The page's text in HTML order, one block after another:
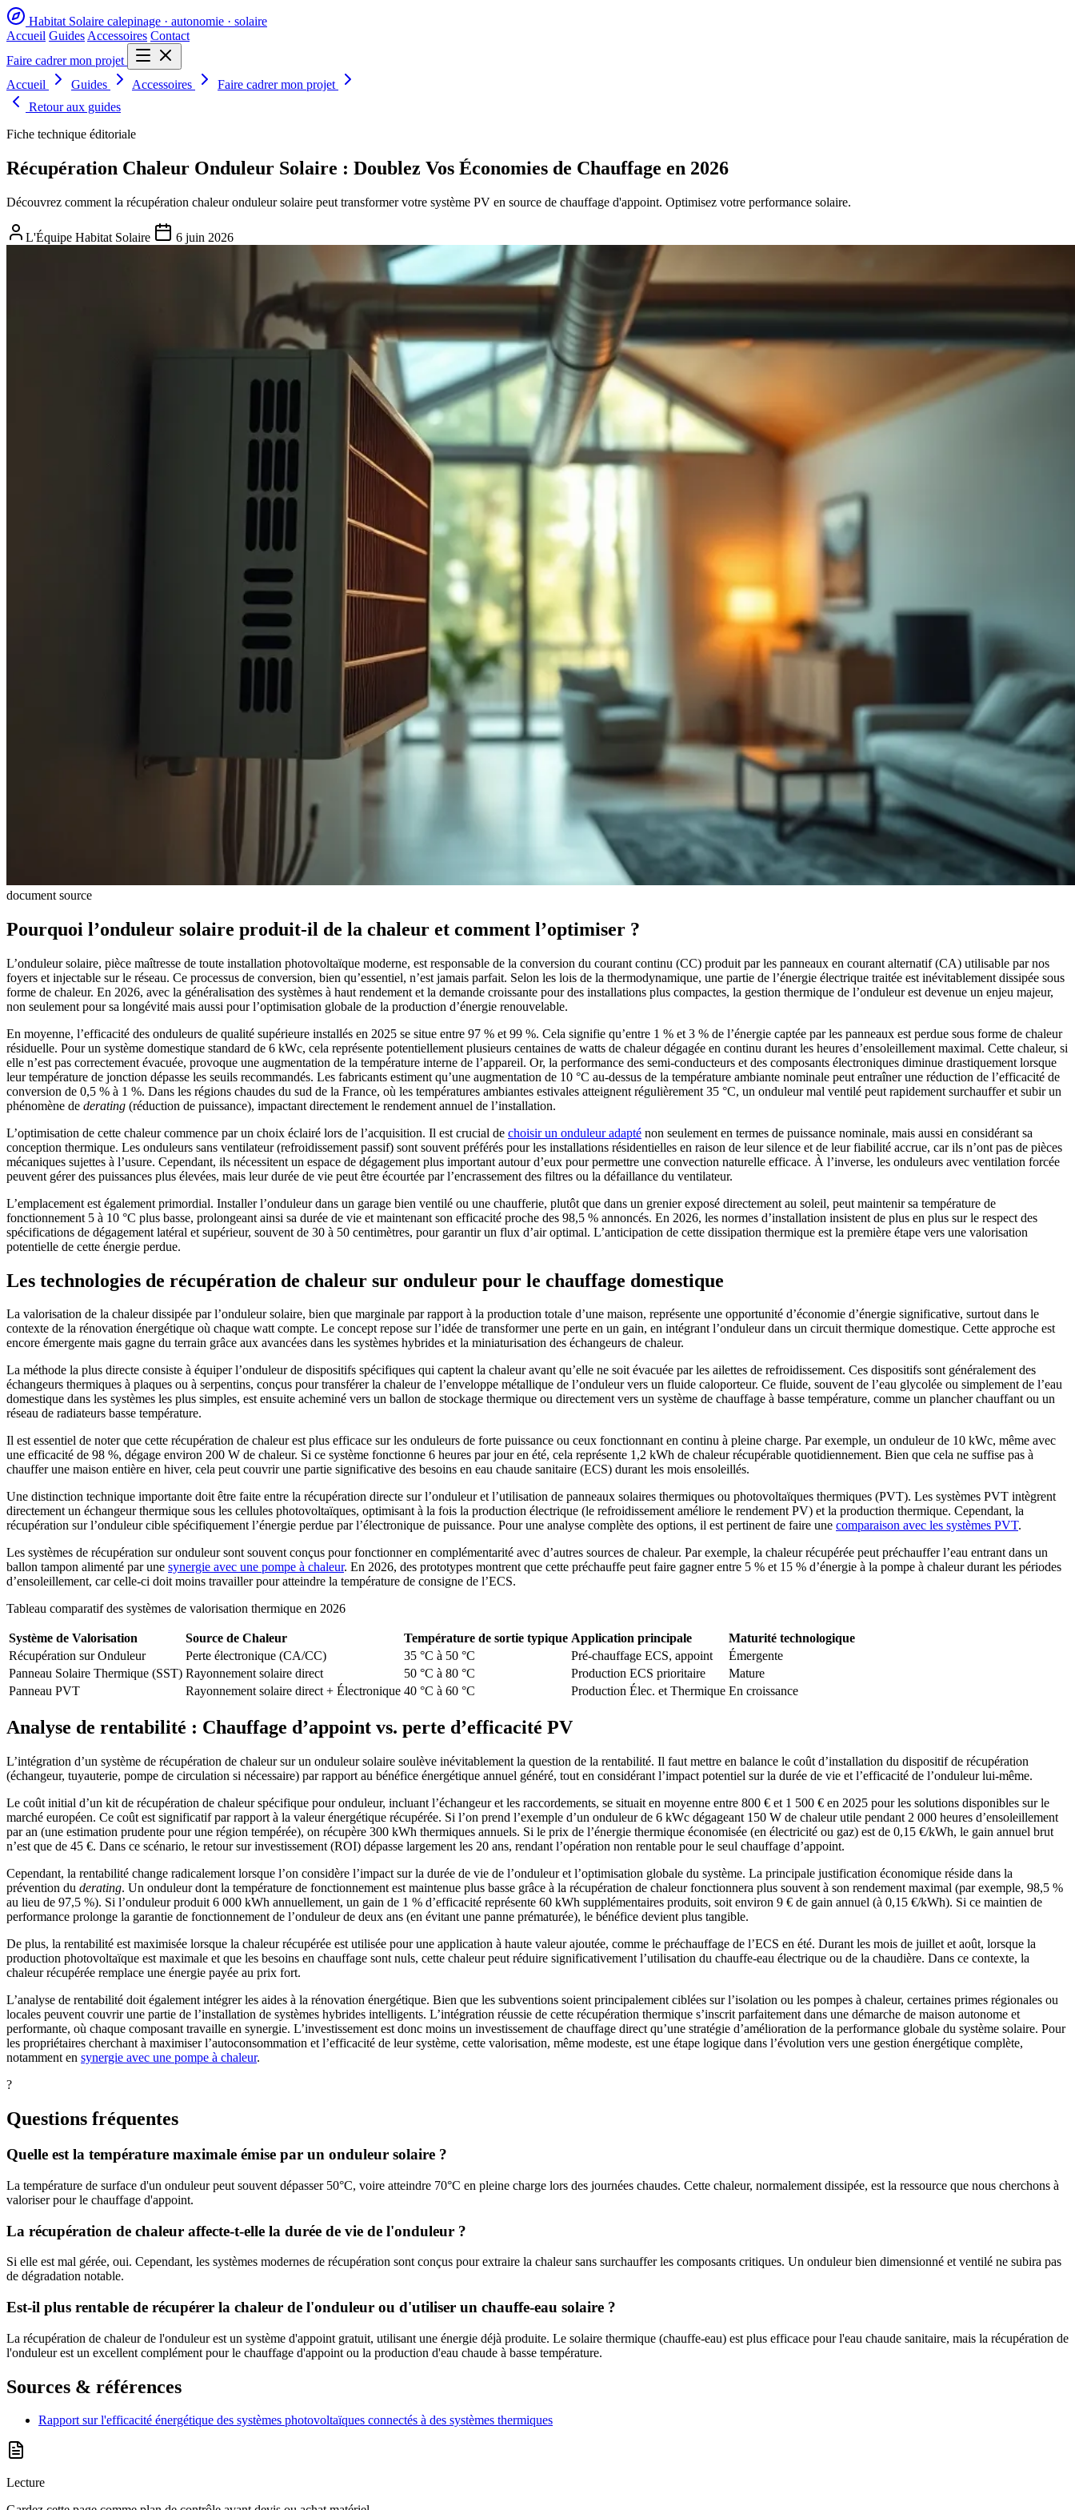
Habitat Solaire calepinage · autonomie · solaire
Accueil Guides Accessoires Contact
Faire cadrer mon projet
Accueil
Guides Accessoires
Faire cadrer mon projet
Retour aux guides
Fiche technique éditoriale
Récupération Chaleur Onduleur Solaire : Doublez Vos Économies de Chauffage en 2026
Découvrez comment la récupération chaleur onduleur solaire peut transformer votre système PV en source de chauffage d'appoint. Optimisez votre performance solaire.
L'Équipe Habitat Solaire 6 juin 2026
document source
Pourquoi l’onduleur solaire produit-il de la chaleur et comment l’optimiser ?
L’onduleur solaire, pièce maîtresse de toute installation photovoltaïque moderne, est responsable de la conversion du courant continu (CC) produit par les panneaux en courant alternatif (CA) utilisable par nos
foyers et injectable sur le réseau. Ce processus de conversion, bien qu’essentiel, n’est jamais parfait. Selon les lois de la thermodynamique, une partie de l’énergie électrique traitée est inévitablement dissipée sous
forme de chaleur. En 2026, avec la généralisation des systèmes à haut rendement et la demande croissante pour des installations plus compactes, la gestion thermique de l’onduleur est devenue un enjeu majeur,
non seulement pour sa longévité mais aussi pour l’optimisation globale de la production d’énergie renouvelable.
En moyenne, l’efficacité des onduleurs de qualité supérieure installés en 2025 se situe entre 97 % et 99 %. Cela signifie qu’entre 1 % et 3 % de l’énergie captée par les panneaux est perdue sous forme de chaleur
résiduelle. Pour un système domestique standard de 6 kWc, cela représente potentiellement plusieurs centaines de watts de chaleur dégagée en continu durant les heures d’ensoleillement maximal. Cette chaleur, si
elle n’est pas correctement évacuée, provoque une augmentation de la température interne de l’appareil. Or, la performance des semi-conducteurs et des composants électroniques diminue drastiquement lorsque
leur température de jonction dépasse les seuils recommandés. Les fabricants estiment qu’une augmentation de 10 °C au-dessus de la température ambiante nominale peut entraîner une réduction de l’efficacité de
conversion de 0,5 % à 1 %. Dans les régions chaudes du sud de la France, où les températures ambiantes estivales atteignent régulièrement 35 °C, un onduleur mal ventilé peut rapidement surchauffer et subir un
phénomène de derating (réduction de puissance), impactant directement le rendement annuel de l’installation.
L’optimisation de cette chaleur commence par un choix éclairé lors de l’acquisition. Il est crucial de choisir un onduleur adapté non seulement en termes de puissance nominale, mais aussi en considérant sa
conception thermique. Les onduleurs sans ventilateur (refroidissement passif) sont souvent préférés pour les installations résidentielles en raison de leur silence et de leur fiabilité accrue, car ils n’ont pas de pièces
mécaniques sujettes à l’usure. Cependant, ils nécessitent un espace de dégagement plus important autour d’eux pour permettre une convection naturelle efficace. À l’inverse, les onduleurs avec ventilation forcée
peuvent gérer des puissances plus élevées, mais leur durée de vie peut être écourtée par l’encrassement des filtres ou la défaillance du ventilateur.
L’emplacement est également primordial. Installer l’onduleur dans un garage bien ventilé ou une chaufferie, plutôt que dans un grenier exposé directement au soleil, peut maintenir sa température de
fonctionnement 5 à 10 °C plus basse, prolongeant ainsi sa durée de vie et maintenant son efficacité proche des 98,5 % annoncés. En 2026, les normes d’installation insistent de plus en plus sur le respect des
spécifications de dégagement latéral et supérieur, souvent de 30 à 50 centimètres, pour garantir un flux d’air optimal. L’anticipation de cette dissipation thermique est la première étape vers une valorisation
potentielle de cette énergie perdue.
Les technologies de récupération de chaleur sur onduleur pour le chauffage domestique
La valorisation de la chaleur dissipée par l’onduleur solaire, bien que marginale par rapport à la production totale d’une maison, représente une opportunité d’économie d’énergie significative, surtout dans le
contexte de la rénovation énergétique où chaque watt compte. Le concept repose sur l’idée de transformer une perte en un gain, en intégrant l’onduleur dans un circuit thermique domestique. Cette approche est
encore émergente mais gagne du terrain grâce aux avancées dans les systèmes hybrides et la miniaturisation des échangeurs de chaleur.
La méthode la plus directe consiste à équiper l’onduleur de dispositifs spécifiques qui captent la chaleur avant qu’elle ne soit évacuée par les ailettes de refroidissement. Ces dispositifs sont généralement des
échangeurs thermiques à plaques ou à serpentins, conçus pour transférer la chaleur de l’enveloppe métallique de l’onduleur vers un fluide caloporteur. Ce fluide, souvent de l’eau glycolée ou simplement de l’eau
domestique dans les systèmes les plus simples, est ensuite acheminé vers un ballon de stockage thermique ou directement vers un système de chauffage à basse température, comme un plancher chauffant ou un
réseau de radiateurs basse température.
Il est essentiel de noter que cette récupération de chaleur est plus efficace sur les onduleurs de forte puissance ou ceux fonctionnant en continu à pleine charge. Par exemple, un onduleur de 10 kWc, même avec
une efficacité de 98 %, dégage environ 200 W de chaleur. Si ce système fonctionne 6 heures par jour en été, cela représente 1,2 kWh de chaleur récupérable quotidiennement. Bien que cela ne suffise pas à
chauffer une maison entière en hiver, cela peut couvrir une partie significative des besoins en eau chaude sanitaire (ECS) durant les mois ensoleillés.
Une distinction technique importante doit être faite entre la récupération directe sur l’onduleur et l’utilisation de panneaux solaires thermiques ou photovoltaïques thermiques (PVT). Les systèmes PVT intègrent
directement un échangeur thermique sous les cellules photovoltaïques, optimisant à la fois la production électrique (le refroidissement améliore le rendement PV) et la production thermique. Cependant, la
récupération sur l’onduleur cible spécifiquement l’énergie perdue par l’électronique de puissance. Pour une analyse complète des options, il est pertinent de faire une comparaison avec les systèmes PVT.
Les systèmes de récupération sur onduleur sont souvent conçus pour fonctionner en complémentarité avec d’autres sources de chaleur. Par exemple, la chaleur récupérée peut préchauffer l’eau entrant dans un
ballon tampon alimenté par une synergie avec une pompe à chaleur. En 2026, des prototypes montrent que cette préchauffe peut faire gagner entre 5 % et 15 % d’énergie à la pompe à chaleur durant les périodes
d’ensoleillement, car celle-ci doit moins travailler pour atteindre la température de consigne de l’ECS.
Tableau comparatif des systèmes de valorisation thermique en 2026
Système de Valorisation Source de Chaleur Température de sortie typique Application principale
Maturité technologique
Récupération sur Onduleur
Perte électronique (CA/CC) 35 °C à 50 °C Pré-chauffage ECS, appoint
Émergente
Panneau Solaire Thermique (SST) Rayonnement solaire direct 50 °C à 80 °C Production ECS prioritaire
Mature
Panneau PVT
Rayonnement solaire direct + Électronique 40 °C à 60 °C Production Élec. et Thermique En croissance
Analyse de rentabilité : Chauffage d’appoint vs. perte d’efficacité PV
L’intégration d’un système de récupération de chaleur sur un onduleur solaire soulève inévitablement la question de la rentabilité. Il faut mettre en balance le coût d’installation du dispositif de récupération
(échangeur, tuyauterie, pompe de circulation si nécessaire) par rapport au bénéfice énergétique annuel généré, tout en considérant l’impact potentiel sur la durée de vie et l’efficacité de l’onduleur lui-même.
Le coût initial d’un kit de récupération de chaleur spécifique pour onduleur, incluant l’échangeur et les raccordements, se situait en moyenne entre 800 € et 1 500 € en 2025 pour les solutions disponibles sur le
marché européen. Ce coût est significatif par rapport à la valeur énergétique récupérée. Si l’on prend l’exemple d’un onduleur de 6 kWc dégageant 150 W de chaleur utile pendant 2 000 heures d’ensoleillement
par an (une estimation prudente pour une région tempérée), on récupère 300 kWh thermiques annuels. Si le prix de l’énergie thermique économisée (en électricité ou gaz) est de 0,15 €/kWh, le gain annuel brut
n’est que de 45 €. Dans ce scénario, le retour sur investissement (ROI) dépasse largement les 20 ans, rendant l’opération non rentable pour le seul chauffage d’appoint.
Cependant, la rentabilité change radicalement lorsque l’on considère l’impact sur la durée de vie de l’onduleur et l’optimisation globale du système. La principale justification économique réside dans la
prévention du derating. Un onduleur dont la température de fonctionnement est maintenue plus basse grâce à la récupération de chaleur fonctionnera plus souvent à son rendement maximal (par exemple, 98,5 %
au lieu de 97,5 %). Si l’onduleur produit 6 000 kWh annuellement, un gain de 1 % d’efficacité représente 60 kWh supplémentaires produits, soit environ 9 € de gain annuel (à 0,15 €/kWh). Si ce maintien de
performance prolonge la garantie de fonctionnement de l’onduleur de deux ans (en évitant une panne prématurée), le bénéfice devient plus tangible.
De plus, la rentabilité est maximisée lorsque la chaleur récupérée est utilisée pour une application à haute valeur ajoutée, comme le préchauffage de l’ECS en été. Durant les mois de juillet et août, lorsque la
production photovoltaïque est maximale et que les besoins en chauffage sont nuls, cette chaleur peut réduire significativement l’utilisation du chauffe-eau électrique ou de la chaudière. Dans ce contexte, la
chaleur récupérée remplace une énergie payée au prix fort.
L’analyse de rentabilité doit également intégrer les aides à la rénovation énergétique. Bien que les subventions soient principalement ciblées sur l’isolation ou les pompes à chaleur, certaines primes régionales ou
locales peuvent couvrir une partie de l’installation de systèmes hybrides intelligents. L’intégration réussie de cette récupération thermique s’inscrit parfaitement dans une démarche de maison autonome et
performante, où chaque composant travaille en synergie. L’investissement est donc moins un investissement de chauffage direct qu’une stratégie d’amélioration de la performance globale du système solaire. Pour
les propriétaires cherchant à maximiser l’autoconsommation et l’efficacité de leur système, cette valorisation, même modeste, est une étape logique dans l’évolution vers une gestion énergétique complète,
notamment en synergie avec une pompe à chaleur.
?
Questions fréquentes
Quelle est la température maximale émise par un onduleur solaire ?
La température de surface d'un onduleur peut souvent dépasser 50°C, voire atteindre 70°C en pleine charge lors des journées chaudes. Cette chaleur, normalement dissipée, est la ressource que nous cherchons à
valoriser pour le chauffage d'appoint.
La récupération de chaleur affecte-t-elle la durée de vie de l'onduleur ?
Si elle est mal gérée, oui. Cependant, les systèmes modernes de récupération sont conçus pour extraire la chaleur sans surchauffer les composants critiques. Un onduleur bien dimensionné et ventilé ne subira pas
de dégradation notable.
Est-il plus rentable de récupérer la chaleur de l'onduleur ou d'utiliser un chauffe-eau solaire ?
La récupération de chaleur de l'onduleur est un système d'appoint gratuit, utilisant une énergie déjà produite. Le solaire thermique (chauffe-eau) est plus efficace pour l'eau chaude sanitaire, mais la récupération de
l'onduleur est un excellent complément pour le chauffage d'appoint ou la production d'eau chaude à basse température.
Sources & références
Rapport sur l'efficacité énergétique des systèmes photovoltaïques connectés à des systèmes thermiques
Lecture